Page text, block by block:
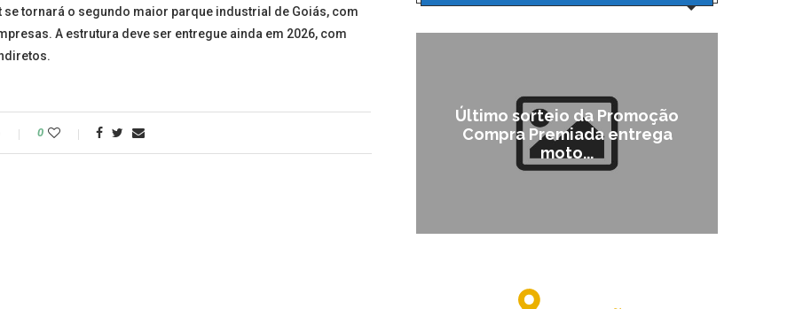
tornará o segundo maior parque industrial de Goiás, com
A estrutura deve ser entregue ainda em 2026, com
0
ANO 1 DE GESTÃO: Velomar Rios
Último sorteio da Promoção
Compra Premiada entrega
moto...